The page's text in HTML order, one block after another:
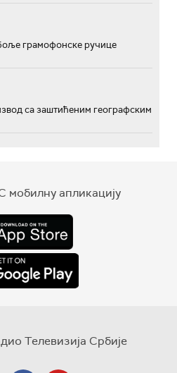
грамофонске ручице
са заштићеним географским
мобилну апликацију
Телевизија Србије